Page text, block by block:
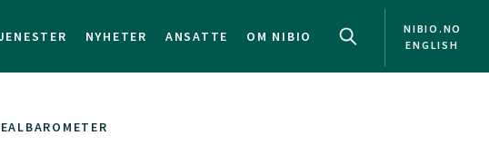
NYHETER ANSATTE OM NIBIO
NIBIO.NO
ENGLISH